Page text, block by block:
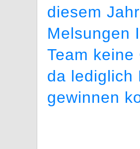
diesem
Melsungen
Team
da lediglich
gewinnen